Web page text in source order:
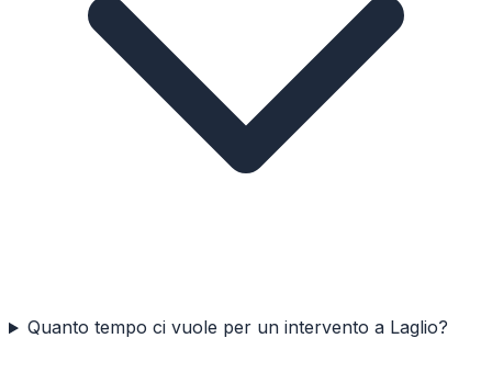
Quanto tempo ci vuole per un intervento a Laglio?